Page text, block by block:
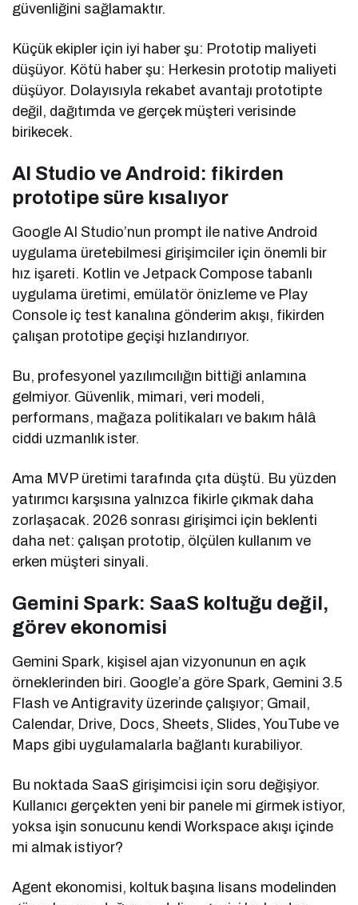
güvenliğini sağlamaktır.
Küçük ekipler için iyi haber şu: Prototip maliyeti
düşüyor. Kötü haber şu: Herkesin prototip maliyeti
düşüyor. Dolayısıyla rekabet avantajı prototipte
değil, dağıtımda ve gerçek müşteri verisinde
birikecek.
AI Studio ve Android: fikirden
prototipe süre kısalıyor
Google AI Studio’nun prompt ile native Android
uygulama üretebilmesi girişimciler için önemli bir
hız işareti. Kotlin ve Jetpack Compose tabanlı
uygulama üretimi, emülatör önizleme ve Play
Console iç test kanalına gönderim akışı, fikirden
çalışan prototipe geçişi hızlandırıyor.
Bu, profesyonel yazılımcılığın bittiği anlamına
gelmiyor. Güvenlik, mimari, veri modeli,
performans, mağaza politikaları ve bakım hâlâ
ciddi uzmanlık ister.
Ama MVP üretimi tarafında çıta düştü. Bu yüzden
yatırımcı karşısına yalnızca fikirle çıkmak daha
zorlaşacak. 2026 sonrası girişimci için beklenti
daha net: çalışan prototip, ölçülen kullanım ve
erken müşteri sinyali.
Gemini Spark: SaaS koltuğu değil,
görev ekonomisi
Gemini Spark, kişisel ajan vizyonunun en açık
örneklerinden biri. Google’a göre Spark, Gemini 3.5
Flash ve Antigravity üzerinde çalışıyor; Gmail,
Calendar, Drive, Docs, Sheets, Slides, YouTube ve
Maps gibi uygulamalarla bağlantı kurabiliyor.
Bu noktada SaaS girişimcisi için soru değişiyor.
Kullanıcı gerçekten yeni bir panele mi girmek istiyor,
yoksa işin sonucunu kendi Workspace akışı içinde
mi almak istiyor?
Agent ekonomisi, koltuk başına lisans modelinden